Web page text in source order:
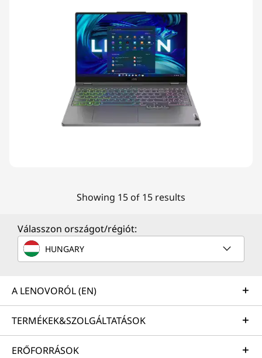
Showing 15 of 15 results
Válasszon országot/régiót:
HUNGARY
A LENOVORÓL (EN)
TERMÉKEK&SZOLGÁLTATÁSOK
ERŐFORRÁSOK